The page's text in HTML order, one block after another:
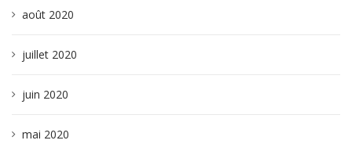
août 2020
juillet 2020
juin 2020
mai 2020